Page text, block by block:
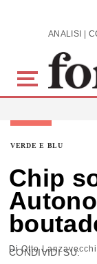
Skip to main
VERDE E BLU
Chip
DiOtto
CONDIVIDI SU: